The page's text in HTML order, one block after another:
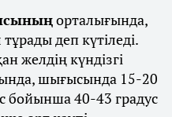
орталығында,
деп күтіледі.
желдің күндізгі
шығысында 15-20
бойынша 40-43 градус